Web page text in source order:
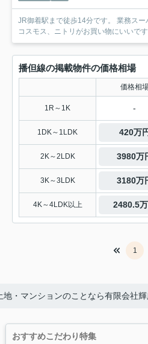
JR御着駅まで徒歩14分です。 業務ス
コスモス、ニトリがお買い物にいいで
播但線の掲載物件の価格相場
価格相
1R～1K -
1DK～1LDK 420万
2K～2LDK 3980万
3K～3LDK 3180万
4K～4LDK以上 2480.5
1
・マンションのことなら有限会社
おすすめこだわり特集